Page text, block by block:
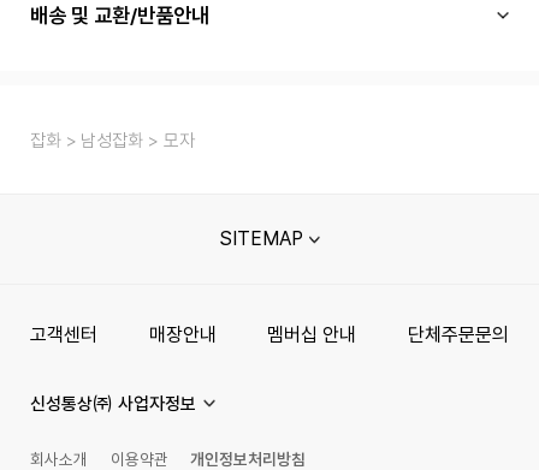
배송 및 교환/반품안내
잡화 남성잡화 모자
SITEMAP
고객센터 매장안내 멤버십 안내 단체주문문의
신성통상㈜ 사업자정보
회사소개 이용약관 개인정보처리방침